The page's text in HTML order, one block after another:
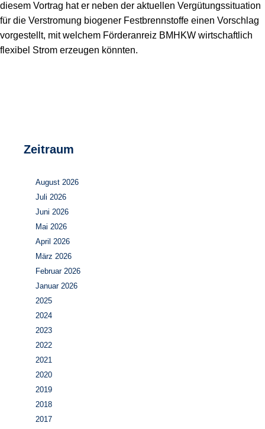
Stromerzeugung
Wärme
Bibliothek
Newsletter
diesem Vortrag hat er neben der aktuellen Vergütungssituation
für die Verstromung biogener Festbrennstoffe einen Vorschlag
vorgestellt, mit welchem Förderanreiz BMHKW wirtschaftlich
flexibel Strom erzeugen könnten.
Zeitraum
August 2026
Juli 2026
Juni 2026
Mai 2026
April 2026
März 2026
Februar 2026
Januar 2026
2025
2024
2023
2022
2021
2020
2019
2018
2017